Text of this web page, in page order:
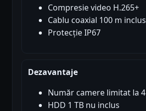
Compresie video H.265+
Cablu coaxial 100 m inclus
Protecție IP67
Dezavantaje
Număr camere limitat la 4
HDD 1 TB nu inclus